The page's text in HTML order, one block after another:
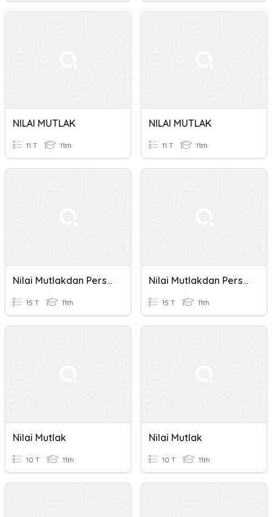
NILAI MUTLAK
11 T 11th
NILAI MUTLAK
11 T 11th
Nilai Mutlakdan Persamaan Nilai Mutlak
15 T 11th
Nilai Mutlakdan Persamaan Nilai Mutlak
15 T 11th
Nilai Mutlak
10 T 11th
Nilai Mutlak
10 T 11th